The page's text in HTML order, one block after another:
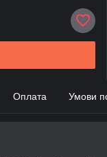
Оплата Умови